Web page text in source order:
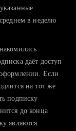
поднимаете
оценить шансы
в неделю
даёт доступ
Если
на тот же
подписку
до конца
являются